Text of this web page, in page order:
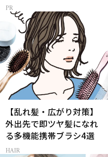
【乱れ髪・広がり対策】
外出先で即ツヤ髪になれ
る多機能携帯ブラシ4選
HAIR